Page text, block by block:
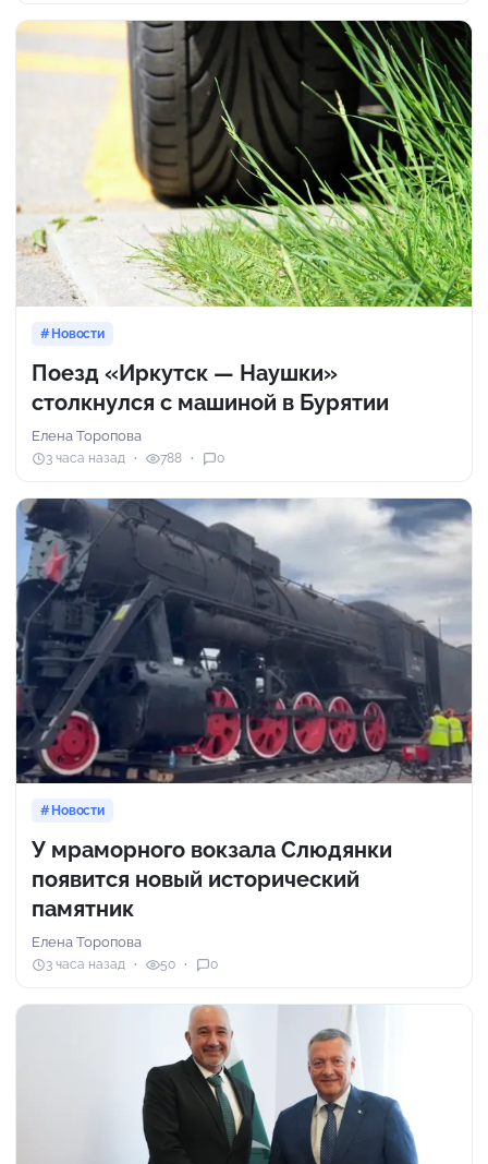
Новости
Поезд «Иркутск — Наушки»
столкнулся с машиной в Бурятии
Елена Торопова
3 часа назад 788 0
Новости
У мраморного вокзала Слюдянки
появится новый исторический
памятник
Елена Торопова
3 часа назад 50 0